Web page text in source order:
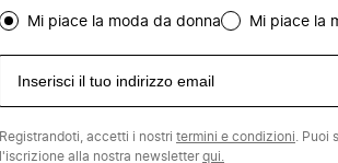
Mi piace la moda da donna Mi piace la
Registrandoti, accetti i nostri termini e condizioni . Puoi
l'iscrizione alla nostra newsletterqui.